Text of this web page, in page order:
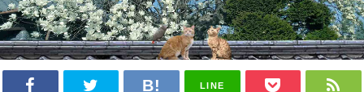
LINE